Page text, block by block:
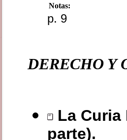
Notas:
p. 9
DERECHO Y
La Curia
parte).